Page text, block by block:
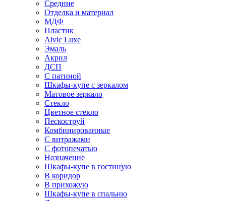
Средние
Отделка и материал
МДФ
Пластик
Alvic Luxe
Эмаль
Акрил
ДСП
С патиной
Шкафы-купе с зеркалом
Матовое зеркало
Стекло
Цветное стекло
Пескоструй
Комбинированные
С витражами
С фотопечатью
Назначение
Шкафы-купе в гостиную
В коридор
В прихожую
Шкафы-купе в спальню